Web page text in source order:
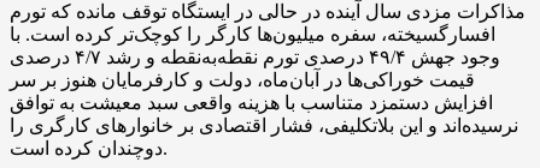
مذاکرات مزدی سال آینده در حالی در ایستگاه توقف مانده که تورم
افسارگسیخته، سفره میلیون‌ها کارگر را کوچک‌تر کرده است. با
وجود جهش ۴۹/۴ درصدی تورم نقطه‌به‌نقطه و رشد ۴/۷ درصدی
قیمت خوراکی‌ها در آبان‌ماه، دولت و کارفرمایان هنوز بر سر
افزایش دستمزد متناسب با هزینه واقعی سبد معیشت به توافق
نرسیده‌اند و این بلاتکلیفی، فشار اقتصادی بر خانوارهای کارگری را
دوچندان کرده است.